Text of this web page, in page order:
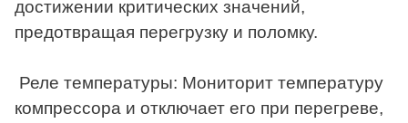
достижении критических значений,
предотвращая перегрузку и поломку.
Реле температуры: Мониторит температуру
компрессора и отключает его при перегреве,